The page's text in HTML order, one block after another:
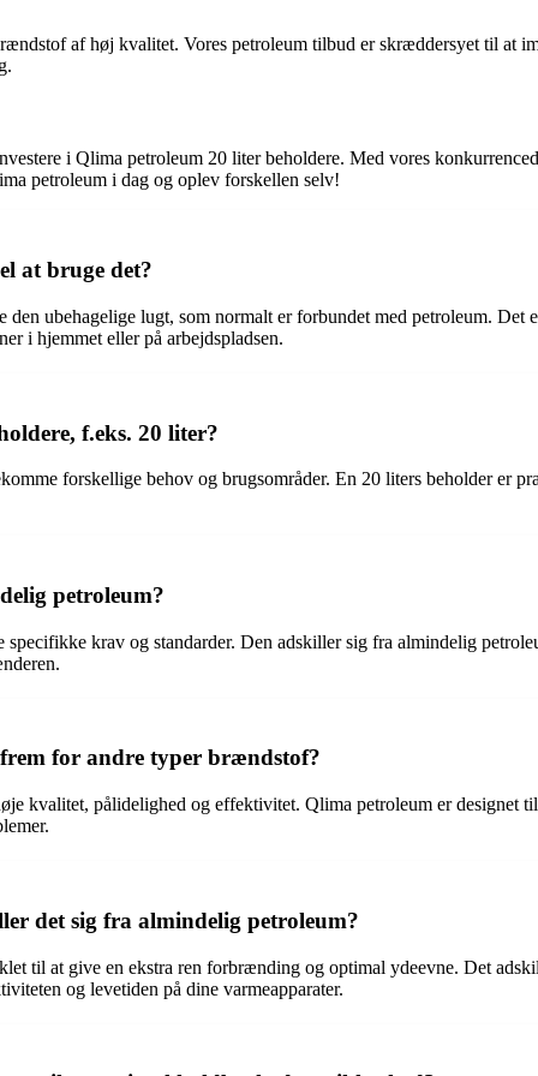
af høj kvalitet. Vores petroleum tilbud er skræddersyet til at
i Qlima petroleum 20 liter beholdere. Med vores
petroleum i dag og oplev forskellen selv!
at bruge det?
ubehagelige lugt, som normalt er forbundet med petroleum. Det
i hjemmet eller på arbejdspladsen.
f.eks. 20 liter?
forskellige behov og brugsområder. En 20 liters beholder er
petroleum?
krav og standarder. Den adskiller sig fra almindelig
for andre typer brændstof?
kvalitet, pålidelighed og effektivitet. Qlima petroleum er designet
det sig fra almindelig petroleum?
til at give en ekstra ren forbrænding og optimal ydeevne. Det
og levetiden på dine varmeapparater.